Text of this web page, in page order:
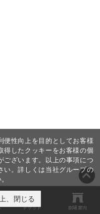
チケット 劇場案内
便性向上を目的としてお客様
得したクッキーをお客様の個
ございます。以上の事項につ
い。詳しくは当社グループの
、閉じる